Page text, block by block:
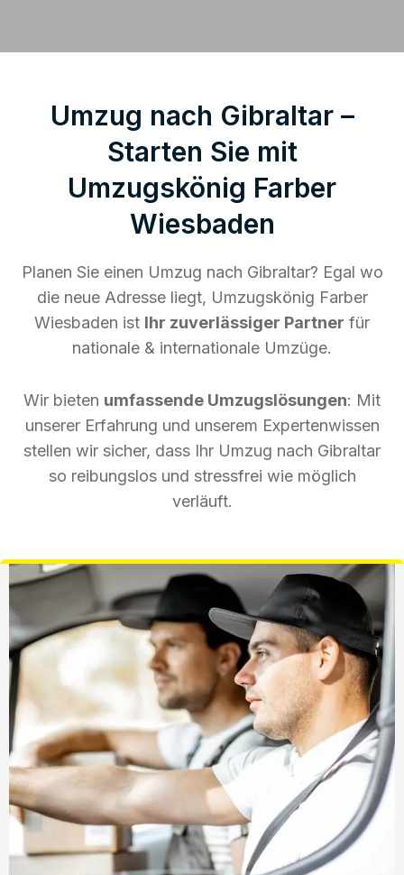
Umzug nach Gibraltar –
Starten Sie mit
Umzugskönig Farber
Wiesbaden
Planen Sie einen Umzug nach Gibraltar? Egal wo
die neue Adresse liegt, Umzugskönig Farber
Wiesbaden ist Ihr zuverlässiger Partner für
nationale & internationale Umzüge.
Wir bieten umfassende Umzugslösungen: Mit
unserer Erfahrung und unserem Expertenwissen
stellen wir sicher, dass Ihr Umzug nach Gibraltar
so reibungslos und stressfrei wie möglich
verläuft.